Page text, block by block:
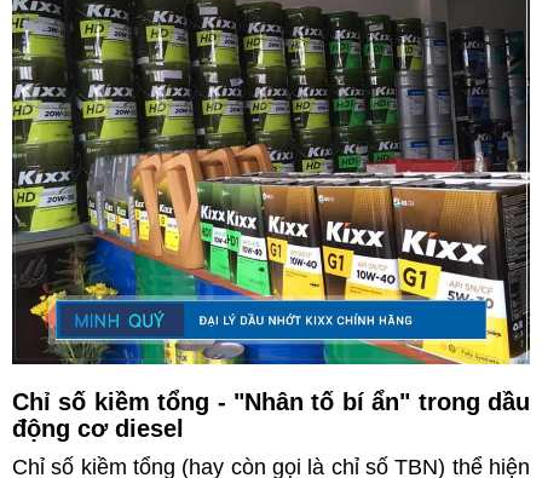
Chỉ số kiềm tổng - "Nhân tố bí ẩn" trong dầu
động cơ diesel
Chỉ số kiềm tổng (hay còn gọi là chỉ số TBN) thể hiện